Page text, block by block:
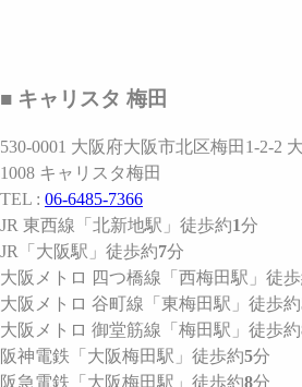
■ キャリスタ 梅田
530-0001 大阪府大阪市北区梅田1-2-2
1008 キャリスタ梅田
TEL : 06-6485-7366
JR 東西線 「北新地駅」 徒歩約1分
JR
「大阪駅」 徒歩約7分
大阪メトロ 四つ橋線 「西梅田駅」 徒
大阪メトロ 谷町線 「東梅田駅」 徒歩約
大阪メトロ 御堂筋線 「梅田駅」 徒歩約
阪神電鉄 「大阪梅田駅」 徒歩約5分
阪急電鉄 「大阪梅田駅」 徒歩約8分